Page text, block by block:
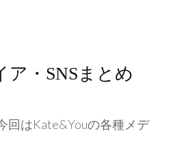
ア・SNSまとめ
回はKate&Youの各種メデ